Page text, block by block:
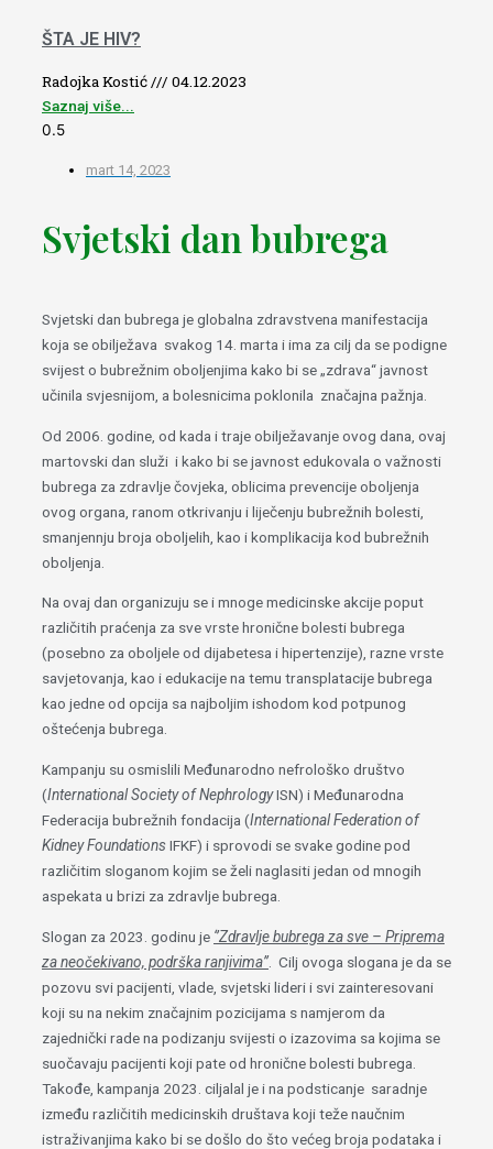
ŠTA JE HIV?
Radojka Kostić 04.12.2023
Saznaj više...
mart 14, 2023
Svjetski dan bubrega
Svjetski dan bubrega je globalna zdravstvena manifestacija
koja se obilježava svakog 14. marta i ima za cilj da se podigne
svijest o bubrežnim oboljenjima kako bi se „zdrava“ javnost
učinila svjesnijom, a bolesnicima poklonila značajna pažnja.
Od 2006. godine, od kada i traje obilježavanje ovog dana, ovaj
martovski dan služi i kako bi se javnost edukovala o važnosti
bubrega za zdravlje čovjeka, oblicima prevencije oboljenja
ovog organa, ranom otkrivanju i liječenju bubrežnih bolesti,
smanjennju broja oboljelih, kao i komplikacija kod bubrežnih
oboljenja.
Na ovaj dan organizuju se i mnoge medicinske akcije poput
različitih praćenja za sve vrste hronične bolesti bubrega
(posebno za oboljele od dijabetesa i hipertenzije), razne vrste
savjetovanja, kao i edukacije na temu transplatacije bubrega
kao jedne od opcija sa najboljim ishodom kod potpunog
oštećenja bubrega.
Kampanju su osmislili Međunarodno nefrološko društvo
(International Society of NephrologyISN) i Međunarodna
Federacija bubrežnih fondacija (International Federation of
Kidney Foundations IFKF) i sprovodi se svake godine pod
različitim sloganom kojim se želi naglasiti jedan od mnogih
aspekata u brizi za zdravlje bubrega.
Slogan za 2023. godinu je ‘’Zdravlje bubrega za sve – Priprema
za neočekivano, podrška ranjivima’’ . Cilj ovoga slogana je da se
pozovu svi pacijenti, vlade, svjetski lideri i svi zainteresovani
koji su na nekim značajnim pozicijama s namjerom da
zajednički rade na podizanju svijesti o izazovima sa kojima se
suočavaju pacijenti koji pate od hronične bolesti bubrega.
Takođe, kampanja 2023. ciljalal je i na podsticanje saradnje
između različitih medicinskih društava koji teže naučnim
istraživanjima kako bi se došlo do što većeg broja podataka i